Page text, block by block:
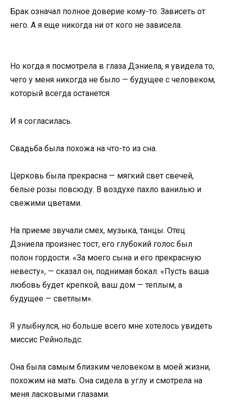
Брак означал полное доверие кому-то. Зависеть от
него. А я еще никогда ни от кого не зависела.
Но когда я посмотрела в глаза Дэниела, я увидела то,
чего у меня никогда не было — будущее с человеком,
который всегда останется.
И я согласилась.
Свадьба была похожа на что-то из сна.
Церковь была прекрасна — мягкий свет свечей,
белые розы повсюду. В воздухе пахло ванилью и
свежими цветами.
На приеме звучали смех, музыка, танцы. Отец
Дэниела произнес тост, его глубокий голос был
полон гордости. «За моего сына и его прекрасную
невесту», — сказал он, поднимая бокал. «Пусть ваша
любовь будет крепкой, ваш дом — теплым, а
будущее — светлым».
Я улыбнулся, но больше всего мне хотелось увидеть
миссис Рейнольдс.
Она была самым близким человеком в моей жизни,
похожим на мать. Она сидела в углу и смотрела на
меня ласковыми глазами.